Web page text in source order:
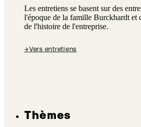
Les entretiens se basent sur des
l'époque de la famille Burckhardt et
de l'histoire de l'entreprise.
→Vers entretiens
Thèmes